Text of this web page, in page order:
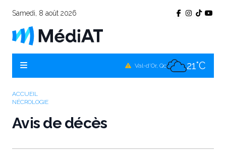
Samedi, 8 août 2026
Val-d'Or, Qc 21°C
ACCUEIL
NÉCROLOGIE
Avis de décès